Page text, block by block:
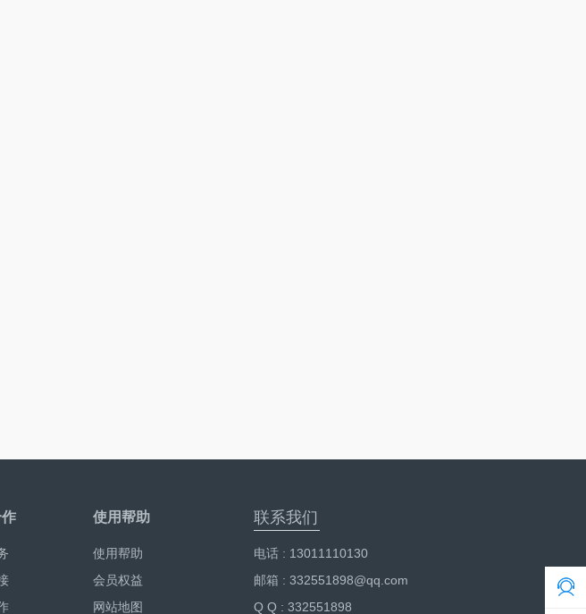
使用帮助
使用帮助
会员权益
网站地图
联系我们
电话 : 13011110130
邮箱 : 332551898@qq.com
Q Q : 332551898